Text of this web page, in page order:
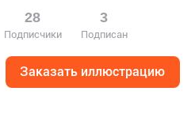
28
Подписчики
3
Подписан
Заказать иллюстрацию